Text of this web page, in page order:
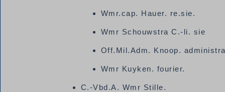
Wmr.cap. Hauer. re.sie.
Wmr Schouwstra C.-li. sie
Off.Mil.Adm. Knoop.
Wmr Kuyken. fourier.
C.-Vbd.A. Wmr Stille.